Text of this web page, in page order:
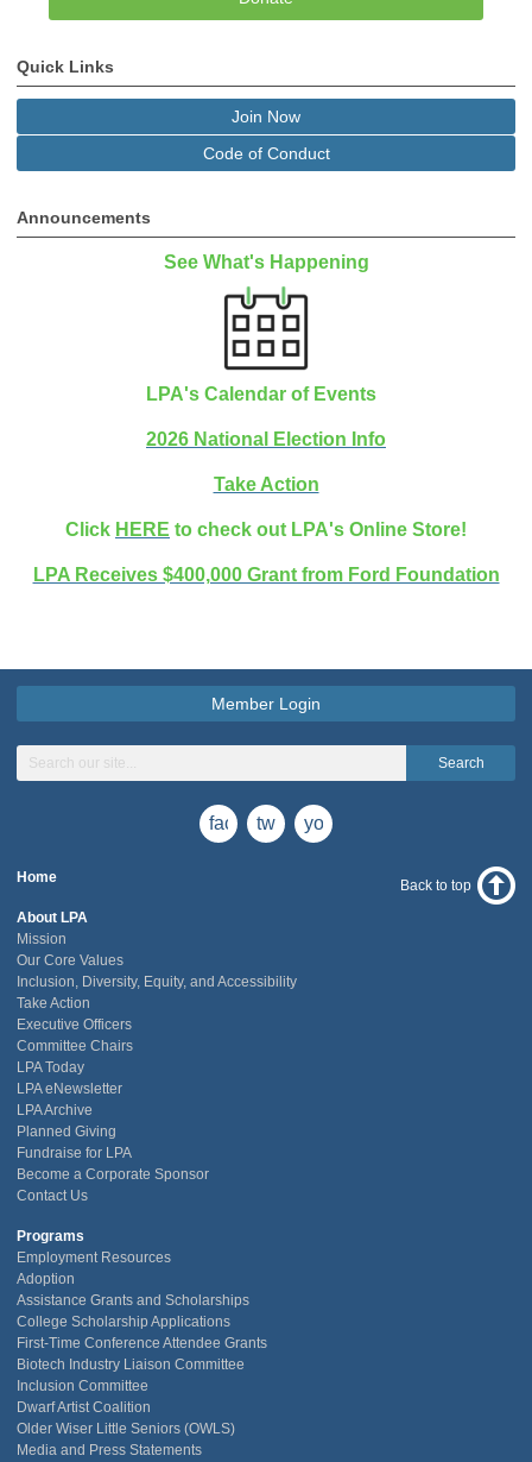
Quick Links
Join Now
Code of Conduct
Announcements
See What's Happening
LPA's Calendar of Events
2026 National Election Info
Take Action
Click HERE to check out LPA's Online Store!
LPA Receives $400,000 Grant from Ford Foundation
Member Login
Search
facebook
twitteryoutube
Home
About LPA
Mission
Our Core Values
Inclusion, Diversity, Equity, and Accessibility
Take Action
Executive Officers
Committee Chairs
LPA Today
LPA eNewsletter
LPA Archive
Planned Giving
Fundraise for LPA
Become a Corporate Sponsor
Contact Us
Programs
Employment Resources
Adoption
Assistance Grants and Scholarships
College Scholarship Applications
First-Time Conference Attendee Grants
Biotech Industry Liaison Committee
Inclusion Committee
Dwarf Artist Coalition
Older Wiser Little Seniors (OWLS)
Media and Press Statements
Back to top